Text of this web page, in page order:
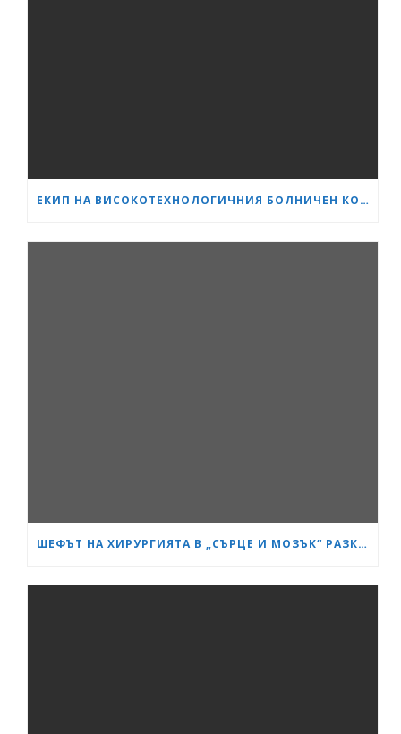
ЕКИП НА ВИСОКОТЕХНОЛОГИЧНИЯ БОЛНИЧЕН КОМПЛЕКС „СЪРЦЕ И МОЗЪК“ – ПЛЕВЕН ИЗВЪРШИ ЕДНА ОТ НАЙ-СЛОЖНИТЕ ОПЕРАЦИИ В ОНКОЛОГИЧНАТА ХИРУРГИЯ
ШЕФЪТ НА ХИРУРГИЯТА В „СЪРЦЕ И МОЗЪК“ РАЗКРИ КАК СА ИЗТРЪГНАЛИ ОТ СМЪРТТА ОЦЕЛЕЛИЯ ОТ КАСАПНИЦАТА НА „ТРАКИЯ“